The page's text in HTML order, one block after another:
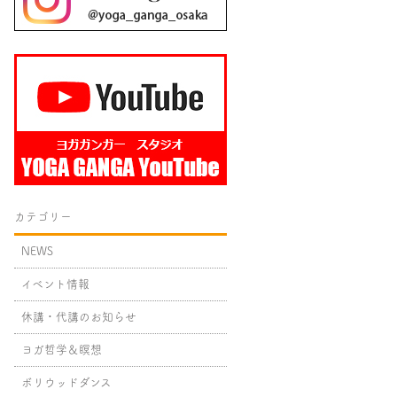
カテゴリー
NEWS
イベント情報
休講・代講のお知らせ
ヨガ哲学＆瞑想
ボリウッドダンス